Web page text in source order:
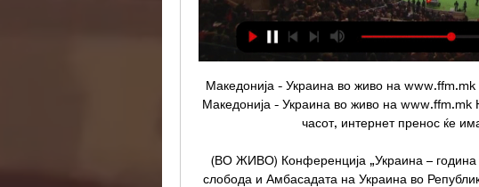
Македонија - Украина во живо на
Македонија - Украина во живо на
часот, интернет пренос ќе
(ВО ЖИВО) Конференција „Украина –
слобода и Амбасадата на Украина во